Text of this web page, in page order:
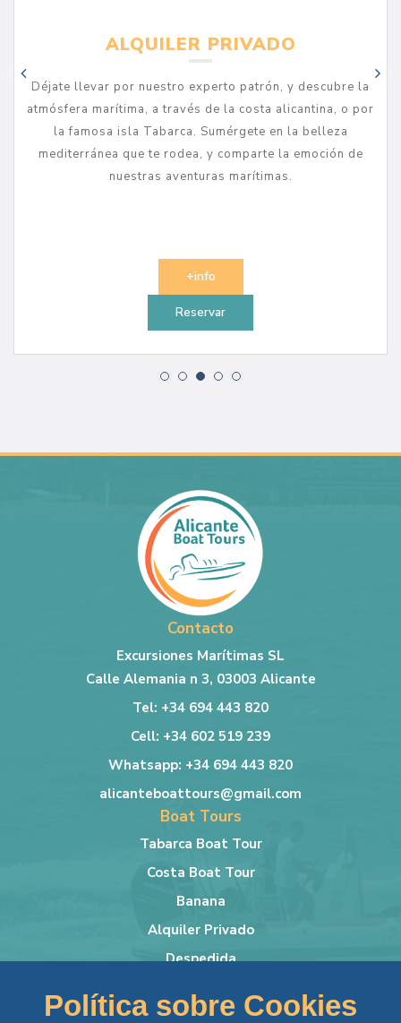
Política sobre Cookies
ALQUILER PRIVADO
Déjate llevar por nuestro experto patrón, y descubre la
atmósfera marítima, a través de la costa alicantina, o por
la famosa isla Tabarca. Sumérgete en la belleza
mediterránea que te rodea, y comparte la emoción de
nuestras aventuras marítimas.
+info
Reservar
Contacto
Excursiones Marítimas SL
Calle Alemania n 3, 03003 Alicante
Tel: +34 694 443 820
Cell: +34 602 519 239
Whatsapp: +34 694 443 820
alicanteboattours@gmail.com
Boat Tours
Tabarca Boat Tour
Costa Boat Tour
Banana
Alquiler Privado
Despedida
Lancha